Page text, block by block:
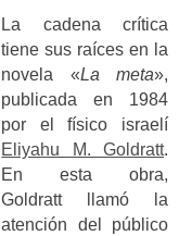
La cadena crítica
tiene sus raíces en la
novela «La meta»,
publicada en 1984
por el físico israelí
Eliyahu M. Goldratt.
En esta obra,
Goldratt llamó la
atención del público